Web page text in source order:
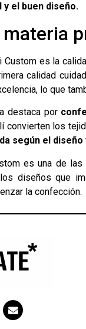
y el buen diseño.
es la
calidad
lo que
destaca por
convierten los
según el
es una de
diseños que
la confección.